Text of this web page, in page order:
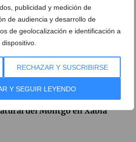
publicidad y medición de
de audiencia y desarrollo de
de geolocalización e identificación a
RECHAZAR Y SUSCRIBIRSE
Y SEGUIR LEYENDO
informativos controlan los
del Montgó en Xàbia